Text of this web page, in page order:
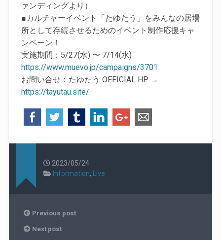
ァンディングより）
■カルチャーイベント「たゆたう」をみんなの居場
所として存続させるためのイベント制作応援キャ
ンペーン！
実施期間：5/27(水) 〜 7/14(水)
https://www.muevo.jp/campaigns/3701
お問い合せ：たゆたう OFFICIAL HP →
https://tayutau.site/
2023/05/24
Information, Live
Previous post
Next post